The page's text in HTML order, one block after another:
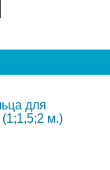
для
м.)